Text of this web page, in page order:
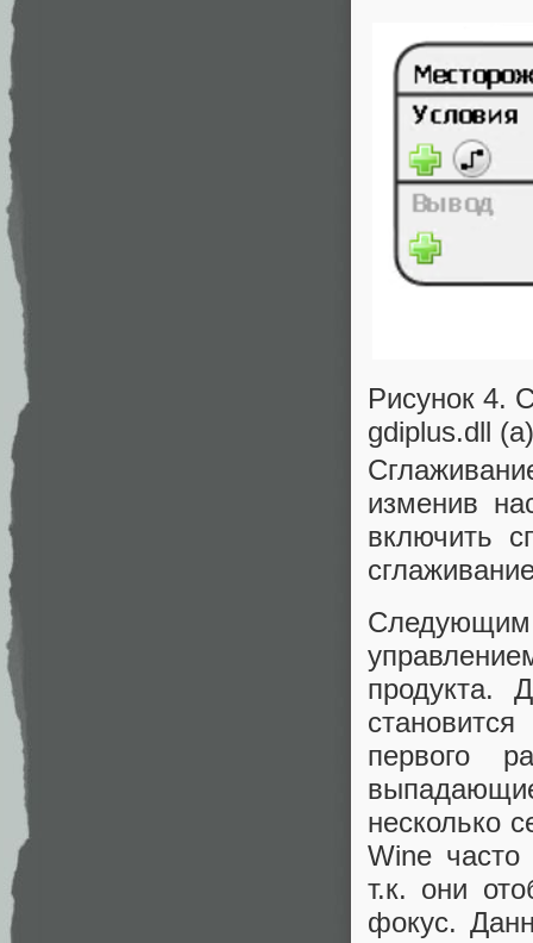
Рисунок 4.
gdiplus.dll
изменив
включить
Следующим
продукта.
первого
несколько
Wine
т.к. они
фокус.